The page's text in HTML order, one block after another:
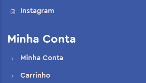
Instagram
Minha Conta
Minha Conta
Carrinho